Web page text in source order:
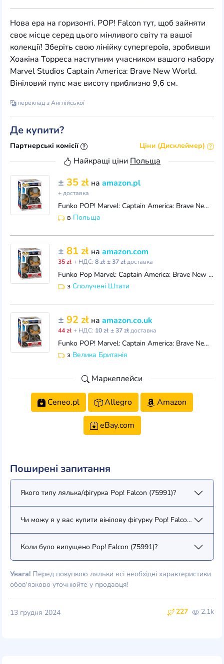
Нова ера на горизонті. POP! Falcon тут, щоб зайняти
своє місце серед цього мінливого світу та вашої
колекції! Зберіть свою лінійку супергероїв, зробивши
Хоакіна Торреса наступним учасником вашого набору
Marvel Studios Captain America: Brave New World.
Вініловий пупс має висоту приблизно 9,6 см.
переклад з Англійської
Де купити?
Партнерські комісії Ціни (Дисклеймер)
Найкращі ціни Польща
± 35 zł на amazon.pl
+ доставка
Funko POP! Marvel: Captain America: Brave New World - Falcon - kolekcjonerska figurka winylowa - pomysł na prezent - oficjalny towar - zabawki dla dzi
в Польща
± 81 zł на amazon.com
35 zł + НДС: 8 zł ± 37 złдоставка
Funko Pop Marvel: Captain America: Brave New World - Falcon - Collectable Vinyl Figure - Gift Idea - Official Merchandise - Toys for Kids & Adults - S
з Сполучені Штати
± 92 zł на amazon.co.uk
44 zł + НДС: 10 zł ± 37 złдоставка
Funko POP! Marvel: Captain America: Brave New World - Falcon - Collectable Vinyl Figure - Gift Idea - Official Merchandise - Toys for Kids & Adults -
з Велика Британія
Маркеплейси
Ceneo.pl Allegro Amazon
eBay.com
Поширені запитання
Якого типу лялька/фігурка Pop! Falcon (75991)?
Чи можу я у вас купити вінілову фігурку Pop! Falcon (75991)?
Коли було випущено Pop! Falcon (75991)?
Увага! Перед покупкою ляльки всі необхідні характеристики
обов'язково уточнюйте у продавця!
227 2.1k
13 грудня 2024